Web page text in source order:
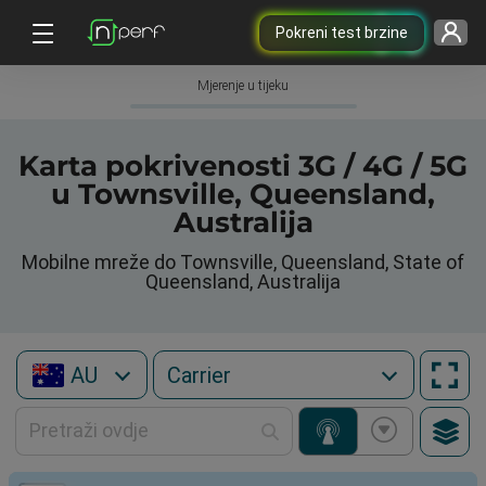
Pokreni test brzine
Mjerenje u tijeku
Karta pokrivenosti 3G / 4G / 5G
u Townsville, Queensland,
Australija
Mobilne mreže do Townsville, Queensland, State of
Queensland, Australija
AU